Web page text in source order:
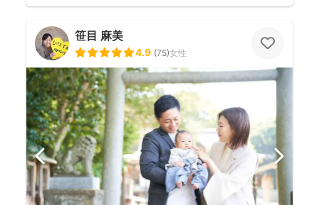
笹目 麻美
4.9 (75)女性